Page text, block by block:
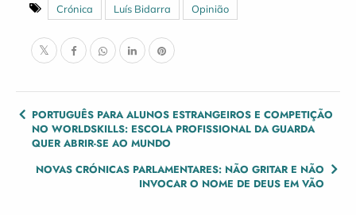
Crónica Luís Bidarra Opinião
POST
NAVIGATION
PORTUGUÊS PARA ALUNOS ESTRANGEIROS E COMPETIÇÃO
NO WORLDSKILLS: ESCOLA PROFISSIONAL DA GUARDA
QUER ABRIR-SE AO MUNDO
NOVAS CRÓNICAS PARLAMENTARES: NÃO GRITAR E NÃO
INVOCAR O NOME DE DEUS EM VÃO